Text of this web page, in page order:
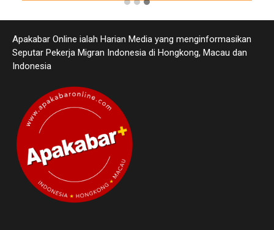
Apakabar Online ialah Harian Media yang menginformasikan
Seputar Pekerja Migran Indonesia di Hongkong, Macau dan
Indonesia